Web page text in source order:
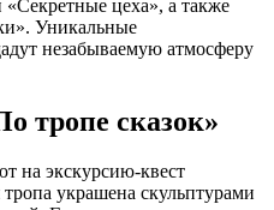
цеха», а также
Уникальные
незабываемую атмосферу
тропе сказок»
на экскурсию-квест
украшена скульптурами